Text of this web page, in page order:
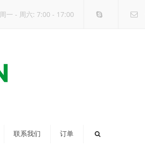
周一 - 周六: 7:00 - 17:00
联系我们 订单